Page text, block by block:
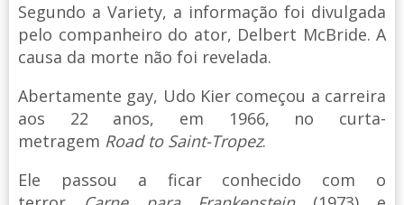
Segundo a Variety, a informação foi divulgada
pelo companheiro do ator, Delbert McBride. A
causa da morte não foi revelada.
Abertamente gay, Udo Kier começou a carreira
aos 22 anos, em 1966, no curta-
metragem Road to Saint-Tropez.
Ele passou a ficar conhecido com o